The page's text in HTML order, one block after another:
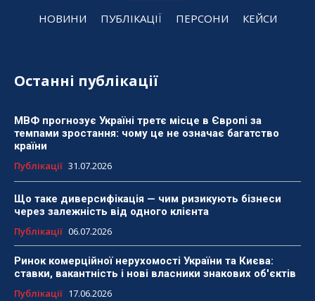
НОВИНИ ПУБЛІКАЦІЇ ПЕРСОНИ КЕЙСИ
Останні публікації
МВФ прогнозує Україні третє місце в Європі за
темпами зростання: чому це не означає багатство
країни
Публікації 31.07.2026
Що таке диверсифікація — чим ризикують бізнеси
через залежність від одного клієнта
Публікації 06.07.2026
Ринок комерційної нерухомості України та Києва:
ставки, вакантність і нові власники знакових об'єктів
Публікації 17.06.2026